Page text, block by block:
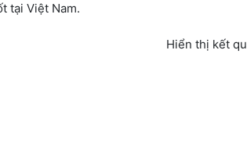
tại Việt Nam.
Hiển thị kết